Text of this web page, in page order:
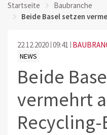
Startseite
Baubranche
Beide Basel setzen
22.12.2020 09:41
NEWS
Beide
vermehrt